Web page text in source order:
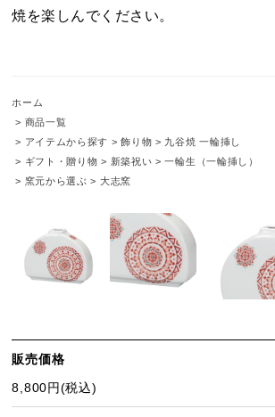
焼を楽しんでください。
ホーム
> 商品一覧
> アイテムから探す >飾り物 > 九谷焼 一輪挿し
> ギフト・贈り物 > 新築祝い >一輪生（一輪挿し）
> 窯元から選ぶ > 大志窯
販売価格
8,800円(税込)